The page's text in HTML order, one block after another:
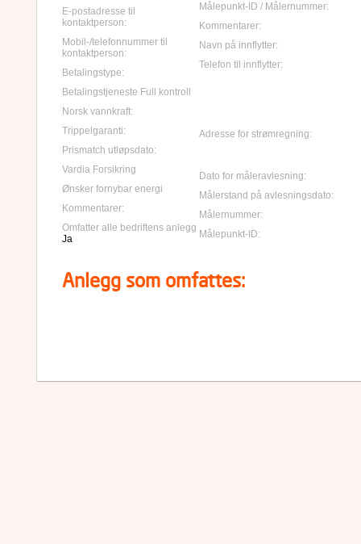
E-postadresse til
kontaktperson:
Mobil-/telefonnummer til
kontaktperson:
Betalingstype:
Betalingstjeneste Full kontroll
Norsk vannkraft:
Trippelgaranti:
Prismatch utløpsdato:
Vardia Forsikring
Ønsker fornybar energi
Kommentarer:
Omfatter alle bedriftens anlegg
Ja
Målepunkt-ID / Målernummer:
Kommentarer:
Navn på innflytter:
Telefon til innflytter:
Adresse for strømregning:
Dato for måleravlesning:
Målerstand på avlesningsdato:
Målernummer:
Målepunkt-ID:
Anlegg som omfattes: